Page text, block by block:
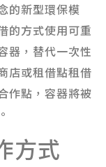
的新型環保模
的方式使用可重
器，替代一次性
店或租借點租借
作點，容器將被
方式